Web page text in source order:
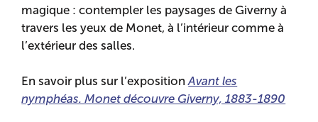
magique : contempler les paysages de Giverny à
travers les yeux de Monet, à l’intérieur comme à
l’extérieur des salles.
En savoir plus sur l’expositionAvant les
nymphéas. Monet découvre Giverny, 1883-1890